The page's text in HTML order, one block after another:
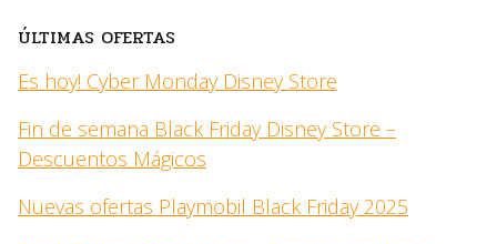
ÚLTIMAS OFERTAS
Es hoy! Cyber Monday Disney Store
Fin de semana Black Friday Disney Store –
Descuentos Mágicos
Nuevas ofertas Playmobil Black Friday 2025